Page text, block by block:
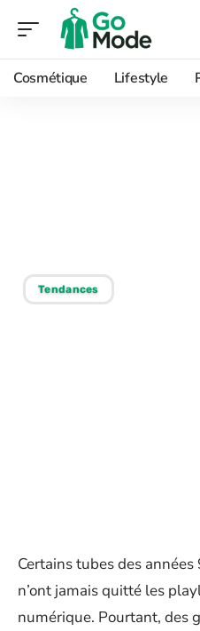
Cosmétique Lifestyle
Tendances
Certains tubes des
n’ont jamais quitté les
numérique. Pourtant, des